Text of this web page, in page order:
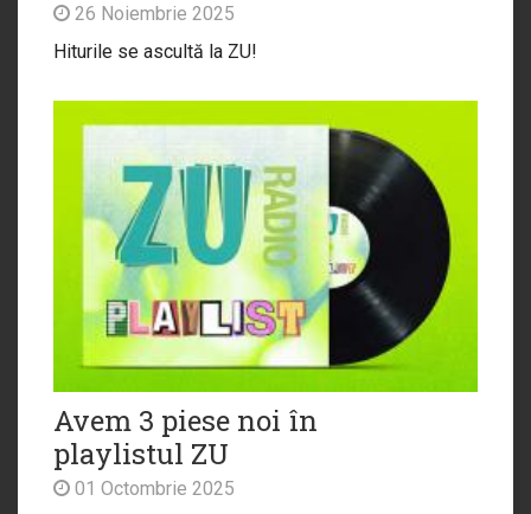
26 Noiembrie 2025
Hiturile se ascultă la ZU!
Avem 3 piese noi în
playlistul ZU
01 Octombrie 2025